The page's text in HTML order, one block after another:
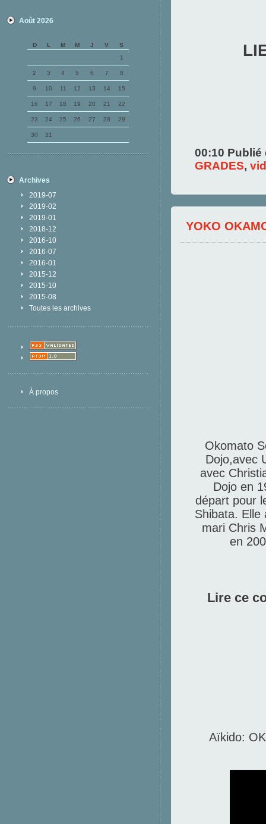
Août 2026
D L M M J V
S
1
2 3 4 5 6 7 8
9 10 11 12 13 14 15
16 17 18 19 20 21 22
23 24 25 26 27 28 29
30 31
Archives
2019-07
2019-02
2019-01
2018-12
2016-10
2016-07
2016-01
2015-12
2015-10
2015-08
Toutes les archives
À propos
00:10
GRADES,
YOKO
Okomato
Dojo,avec
avec
Dojo en
départ pour
Shibata. Elle
mari Chris
en
Lire ce
Aïkido: